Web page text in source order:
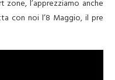
l’apprezziamo anche
con noi l’8 Maggio, il pre